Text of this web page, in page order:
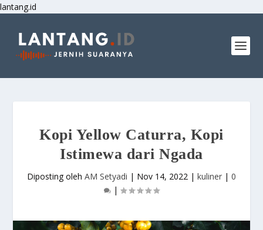
lantang.id
Kopi Yellow Caturra, Kopi
Istimewa dari Ngada
Diposting oleh AM Setyadi | Nov 14, 2022 | kuliner | 0
|